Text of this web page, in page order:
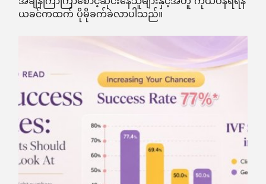
ယခင်ကထက် ပိုမိုခက်ခဲလာပါသည်။